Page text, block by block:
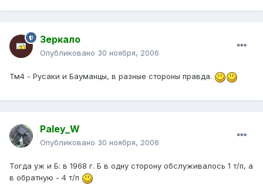
Зеркало
Опубликовано 30 ноября, 2006
Тм4 - Русаки и Бауманцы, в разные стороны правда.
Paley_W
Опубликовано 30 ноября, 2006
Тогда уж и Б: в 1968 г. Б в одну сторону обслуживалось 1 т/п, а
в обратную - 4 т/п